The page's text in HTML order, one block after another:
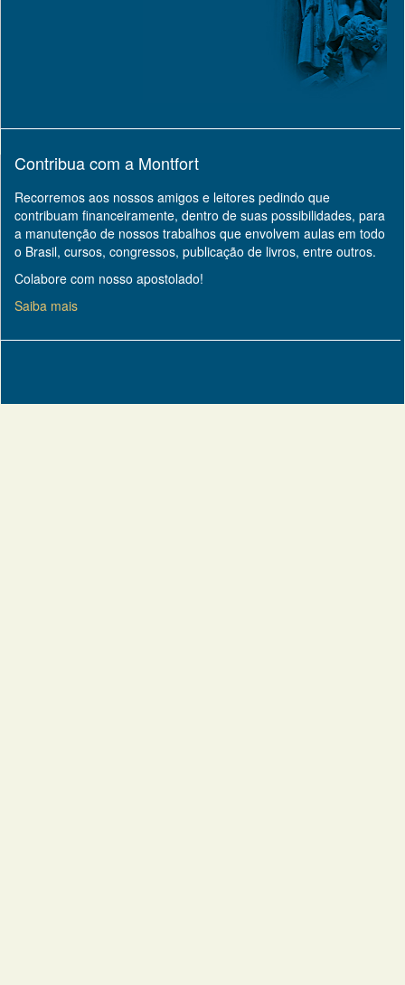
Contribua com a Montfort
Recorremos aos nossos amigos e leitores pedindo que
contribuam financeiramente, dentro de suas possibilidades, para
a manutenção de nossos trabalhos que envolvem aulas em todo
o Brasil, cursos, congressos, publicação de livros, entre outros.
Colabore com nosso apostolado!
Saiba mais